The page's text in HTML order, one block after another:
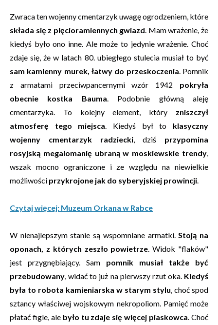
Zwraca ten wojenny cmentarzyk uwagę ogrodzeniem, które
składa się z pięcioramiennych gwiazd. Mam wrażenie, że
kiedyś było ono inne. Ale może to jedynie wrażenie. Choć
zdaje się, że w latach 80. ubiegłego stulecia musiał to być
sam kamienny murek, łatwy do przeskoczenia. Pomnik
z armatami przeciwpancernymi wzór 1942 pokryła
obecnie kostka Bauma. Podobnie główną aleję
cmentarzyka. To kolejny element, który zniszczył
atmosferę tego miejsca. Kiedyś był to klasyczny
wojenny cmentarzyk radziecki, dziś przypomina
rosyjską megalomanię ubraną w moskiewskie trendy,
wszak mocno ograniczone i ze względu na niewielkie
możliwości przykrojone jak do syberyjskiej prowincji.
Czytaj więcej: Muzeum Orkana w Rabce
W nienajlepszym stanie są wspomniane armatki.Stoją na
oponach, z których zeszło powietrze. Widok "flaków"
jest przygnębiający. Sam pomnik musiał także być
przebudowany, widać to już na pierwszy rzut oka. Kiedyś
była to robota kamieniarska w starym stylu, choć spod
sztancy właściwej wojskowym nekropoliom. Pamięć może
płatać figle, ale było tu zdaje się więcej piaskowca. Choć